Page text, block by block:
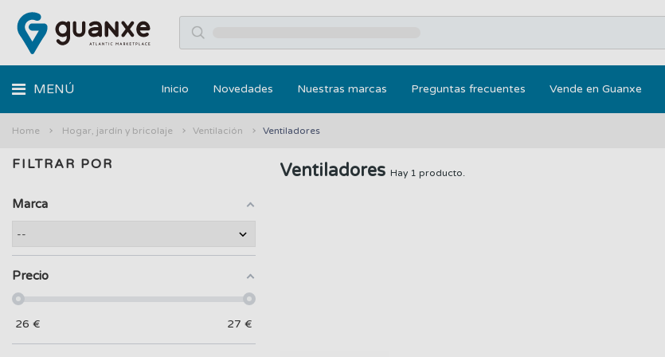
MENÚ Inicio Novedades Nuestras marcas Preguntas frecuentes Vende en Guanxe
Home Hogar, jardín y bricolaje Ventilación Ventiladores
FILTRAR POR
Marca
Precio
26 € 27 €
Ventiladores Hay 1 producto.